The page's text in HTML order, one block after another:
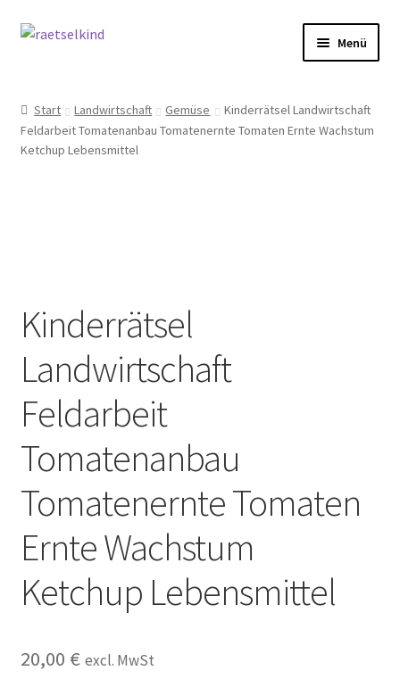
Zur
Zum
Menü
AGB
FAQ
Impressum
Kasse
Kontakt
Kostenlose Rätsel
Mein Konto
Shop
Über Rätselkind
Start Landwirtschaft Gemüse
Kinderrätsel Landwirtschaft
Feldarbeit Tomatenanbau Tomatenernte Tomaten Ernte Wachstum
Ketchup Lebensmittel
Kinderrätsel
Landwirtschaft
Feldarbeit
Tomatenanbau
Tomatenernte Tomaten
Ernte Wachstum
Ketchup Lebensmittel
20,00 € excl. MwSt